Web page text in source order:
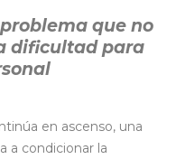
que no
dificultad para
en ascenso, una
a condicionar la